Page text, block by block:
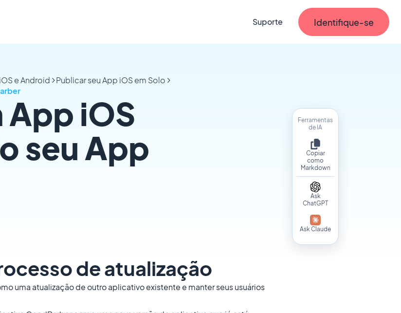
Suporte Identifique-se
Ferramentas
de IA
Copiar
como
Markdown
Ask
ChatGPT
Ask Claude
e Android
Publicar seu App iOS em Solo
iOS
seu App
de atualização
uma atualização de outro aplicativo existente e manter seus usuários